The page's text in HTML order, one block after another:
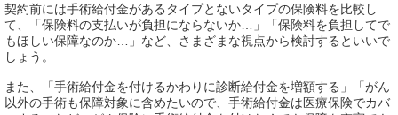
契約前には手術給付金があるタイプとないタイプの保険料を比較し
て、「保険料の支払いが負担にならないか…」「保険料を負担してで
もほしい保障なのか…」など、さまざまな視点から検討するといいで
しょう。
また、「手術給付金を付けるかわりに診断給付金を増額する」「がん
以外の手術も保障対象に含めたいので、手術給付金は医療保険でカバ